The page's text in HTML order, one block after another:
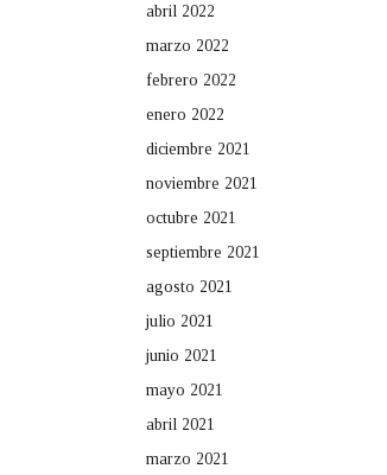
abril 2022
marzo 2022
febrero 2022
enero 2022
diciembre 2021
noviembre 2021
octubre 2021
septiembre 2021
agosto 2021
julio 2021
junio 2021
mayo 2021
abril 2021
marzo 2021